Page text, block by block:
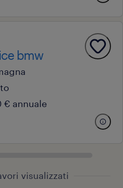
bmw
€ annuale
visualizzati